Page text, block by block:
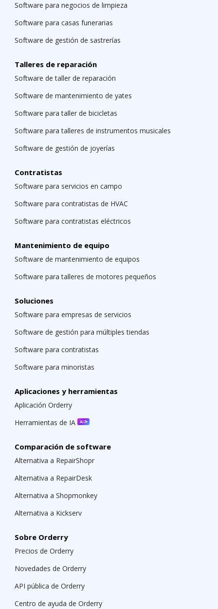
Software para negocios de limpieza
Software para casas funerarias
Software de gestión de sastrerías
Talleres de reparación
Software de taller de reparación
Software de mantenimiento de yates
Software para taller de bicicletas
Software para talleres de instrumentos musicales
Software de gestión de joyerías
Contratistas
Software para servicios en campo
Software para contratistas de HVAC
Software para contratistas eléctricos
Mantenimiento de equipo
Software de mantenimiento de equipos
Software para talleres de motores pequeños
Soluciones
Software para empresas de servicios
Software de gestión para múltiples tiendas
Software para contratistas
Software para minoristas
Aplicaciones y herramientas
Aplicación Orderry
Herramientas de IA
Comparación de software
Alternativa a RepairShopr
Alternativa a RepairDesk
Alternativa a Shopmonkey
Alternativa a Kickserv
Sobre Orderry
Precios de Orderry
Novedades de Orderry
API pública de Orderry
Centro de ayuda de Orderry